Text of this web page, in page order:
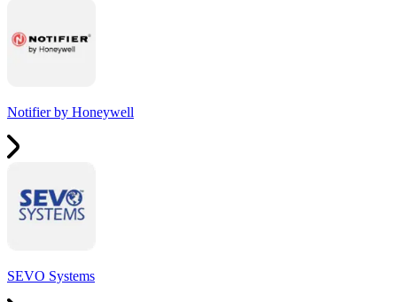
Notifier by Honeywell
SEVO Systems